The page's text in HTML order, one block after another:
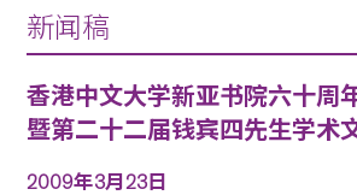
新闻稿
香港中文大学新亚书院六十周
暨第二十二届钱宾四先生学术
2009年3月23日